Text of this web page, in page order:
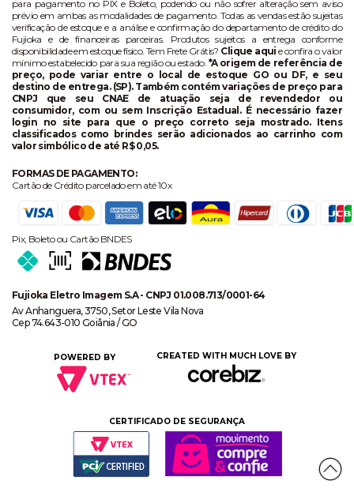
para pagamento no PIX e Boleto, podendo ou não sofrer alteração sem aviso
prévio em ambas as modalidades de pagamento. Todas as vendas estão sujeitas
verificação de estoque e a análise e confirmação do departamento de crédito do
Fujioka e de financeiras parceiras. Produtos sujeitos a entrega conforme
disponibilidade em estoque físico. Tem Frete Grátis? Clique aqui e confira o valor
mínimo estabelecido para sua região ou estado. *A origem de referência de
preço, pode variar entre o local de estoque GO ou DF, e seu
destino de entrega. (SP). Também contém variações de preço para
CNPJ que seu CNAE de atuação seja de revendedor ou
consumidor, com ou sem Inscrição Estadual. É necessário fazer
login no site para que o preço correto seja mostrado. Itens
classificados como brindes serão adicionados ao carrinho com
valor simbólico de até R$ 0,05.
FORMAS DE PAGAMENTO:
Cartão de Crédito parcelado em até 10x
Pix, Boleto ou Cartão BNDES
Fujioka Eletro Imagem S.A - CNPJ 01.008.713/0001-64
Av Anhanguera, 3750, Setor Leste Vila Nova
Cep 74.643-010 Goiânia / GO
POWERED BY CREATED WITH MUCH LOVE BY
CERTIFICADO DE SEGURANÇA